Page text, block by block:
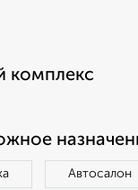
комплекс
Автосалон